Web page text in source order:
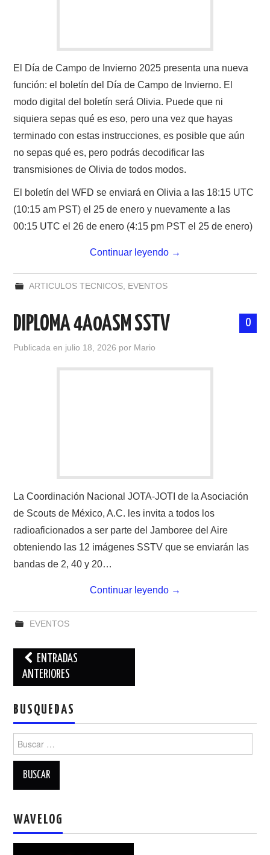
El Día de Campo de Invierno 2025 presenta una nueva
función: el boletín del Día de Campo de Invierno. El
modo digital del boletín será Olivia. Puede que ni
siquiera sepas qué es eso, pero una vez que hayas
terminado con estas instrucciones, es posible que aún
no sepas qué es, pero podrás decodificar las
transmisiones de Olivia de todos modos.
El boletín del WFD se enviará en Olivia a las 18:15 UTC
(10:15 am PST) el 25 de enero y nuevamente a las
00:15 UTC el 26 de enero (4:15 pm PST el 25 de enero)
Continuar leyendo →
ARTICULOS TECNICOS, EVENTOS
0
DIPLOMA 4A0ASM SSTV
Publicada en julio 18, 2026 por Mario
La Coordinación Nacional JOTA-JOTI de la Asociación
de Scouts de México, A.C. les invita a todos los
radioaficionados a ser parte del Jamboree del Aire
obteniendo las 12 imágenes SSTV que se enviarán las
bandas de 2, 40 y 20…
Continuar leyendo →
EVENTOS
Navegación
de
ENTRADAS
ANTERIORES
BUSQUEDAS
Buscar:
WAVELOG